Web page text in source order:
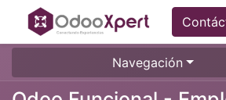
Navegación